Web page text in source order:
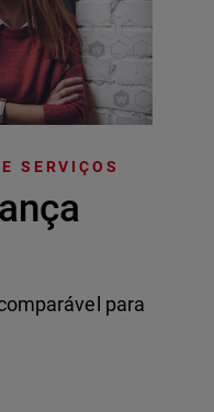
SERVIÇOS
para